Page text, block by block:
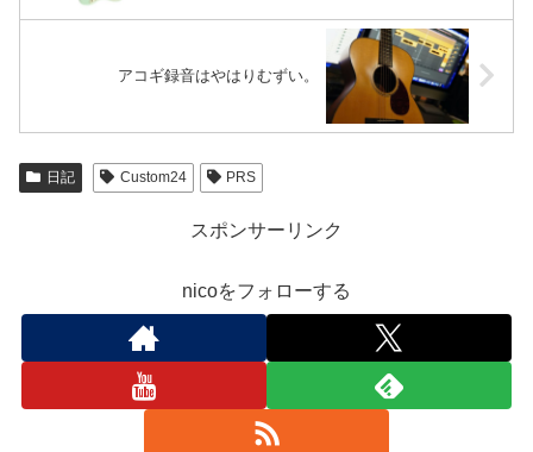
アコギ録音はやはりむずい。
日記 Custom24 PRS
スポンサーリンク
nicoをフォローする